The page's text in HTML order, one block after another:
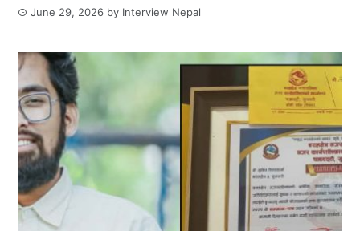
June 29, 2026 by Interview Nepal